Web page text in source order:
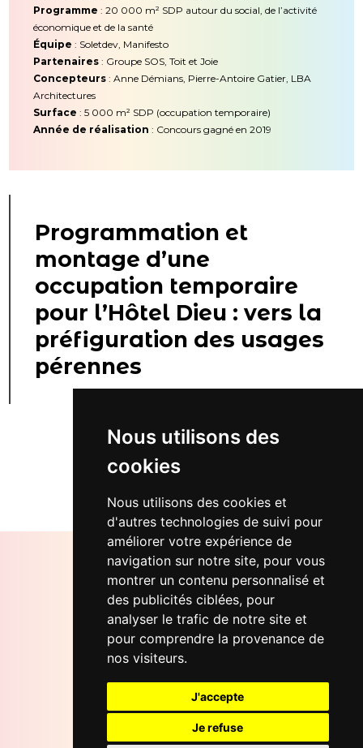
Nous utilisons des
cookies
Nous utilisons des cookies et
d'autres technologies de suivi pour
améliorer votre expérience de
navigation sur notre site, pour vous
montrer un contenu personnalisé et
des publicités ciblées, pour
analyser le trafic de notre site et
pour comprendre la provenance de
nos visiteurs.
J'accepte
Je refuse
Programme : 20 000 m² SDP autour du social, de l’activité
économique et de la santé
Équipe : Soletdev, Manifesto
Partenaires : Groupe SOS, Toit et Joie
Concepteurs : Anne Démians, Pierre-Antoire Gatier, LBA
Architectures
Surface : 5 000 m² SDP (occupation temporaire)
Année de réalisation : Concours gagné en 2019
Programmation et
montage d’une
occupation temporaire
pour l’Hôtel Dieu : vers la
préfiguration des usages
pérennes
Retour...
Bureaux Soletdev
12 rue d'Oran, 75018 Paris
Email
contact@soletdev.fr
LinkedIn
Soletdev